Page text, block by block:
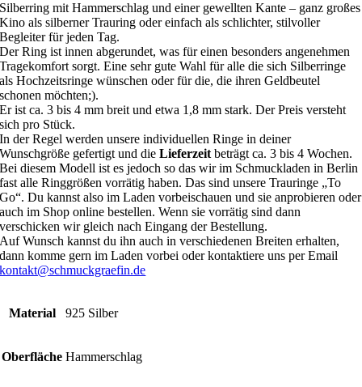
Silberring mit Hammerschlag und einer gewellten Kante – ganz großes
Kino als silberner Trauring oder einfach als schlichter, stilvoller
Begleiter für jeden Tag.
Der Ring ist innen abgerundet, was für einen besonders angenehmen
Tragekomfort sorgt. Eine sehr gute Wahl für alle die sich Silberringe
als Hochzeitsringe wünschen oder für die, die ihren Geldbeutel
schonen möchten;).
Er ist ca. 3 bis 4 mm breit und etwa 1,8 mm stark. Der Preis versteht
sich pro Stück.
In der Regel werden unsere individuellen Ringe in deiner
Wunschgröße gefertigt und dieLieferzeit beträgt ca. 3 bis 4 Wochen.
Bei diesem Modell ist es jedoch so das wir im Schmuckladen in Berlin
fast alle Ringgrößen vorrätig haben. Das sind unsere Trauringe „To
Go“. Du kannst also im Laden vorbeischauen und sie anprobieren oder
auch im Shop online bestellen. Wenn sie vorrätig sind dann
verschicken wir gleich nach Eingang der Bestellung.
Auf Wunsch kannst du ihn auch in verschiedenen Breiten erhalten,
dann komme gern im Laden vorbei oder kontaktiere uns per Email
kontakt@schmuckgraefin.de
Material 925 Silber
Oberfläche Hammerschlag